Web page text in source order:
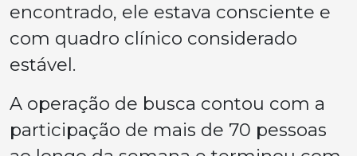
encontrado, ele estava consciente e
com quadro clínico considerado
estável.
A operação de busca contou com a
participação de mais de 70 pessoas